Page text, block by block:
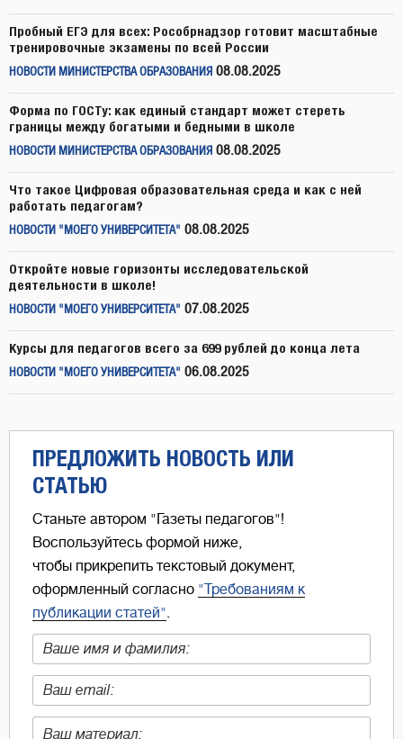
Пробный ЕГЭ для всех: Рособрнадзор готовит масштабные
тренировочные экзамены по всей России
НОВОСТИ МИНИСТЕРСТВА ОБРАЗОВАНИЯ 08.08.2025
Форма по ГОСТу: как единый стандарт может стереть
границы между богатыми и бедными в школе
НОВОСТИ МИНИСТЕРСТВА ОБРАЗОВАНИЯ 08.08.2025
Что такое Цифровая образовательная среда и как с ней
работать педагогам?
НОВОСТИ "МОЕГО УНИВЕРСИТЕТА" 08.08.2025
Откройте новые горизонты исследовательской
деятельности в школе!
НОВОСТИ "МОЕГО УНИВЕРСИТЕТА" 07.08.2025
Курсы для педагогов всего за 699 рублей до конца лета
НОВОСТИ "МОЕГО УНИВЕРСИТЕТА" 06.08.2025
ПРЕДЛОЖИТЬ НОВОСТЬ ИЛИ
СТАТЬЮ
Станьте автором "Газеты педагогов"!
Воспользуйтесь формой ниже,
чтобы прикрепить текстовый документ,
оформленный согласно "Требованиям к
публикации статей"